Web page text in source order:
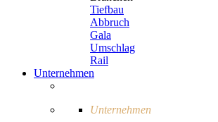
Tiefbau
Abbruch
Gala
Umschlag
Rail
Unternehmen
Unternehmen